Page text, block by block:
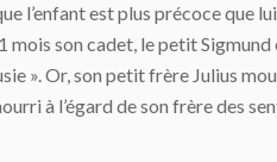
l’enfant est plus précoce que
mois son cadet, le petit
». Or, son petit frère Julius
à l’égard de son frère des